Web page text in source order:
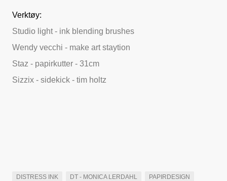
Verktøy:
Studio light - ink blending brushes
Wendy vecchi - make art staytion
Staz - papirkutter - 31cm
Sizzix - sidekick - tim holtz
DISTRESS INK DT - MONICA LERDAHL PAPIRDESIGN